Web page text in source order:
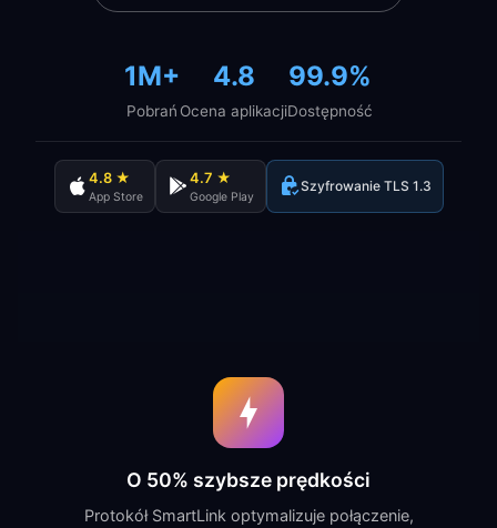
1M+
Pobrań
4.8
Ocena aplikacji
99.9%
Dostępność
4.8 ★
App Store
4.7 ★
Google Play
Szyfrowanie TLS 1.3
O 50% szybsze prędkości
Protokół SmartLink optymalizuje połączenie,